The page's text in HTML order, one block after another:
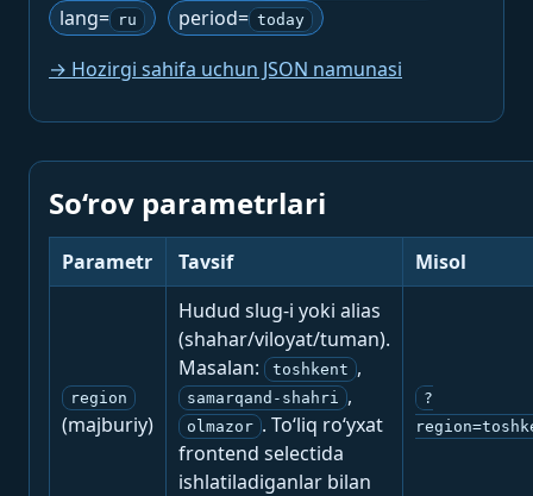
lang= ru period= today
→ Hozirgi sahifa uchun JSON namunasi
So‘rov parametrlari
Parametr Tavsif Misol
region
(majburiy)
Hudud slug-i yoki alias
(shahar/viloyat/tuman).
Masalan:
toshkent ,
samarqand-shahri ,
olmazor . To‘liq ro‘yxat
frontend selectida
ishlatiladiganlar bilan
?